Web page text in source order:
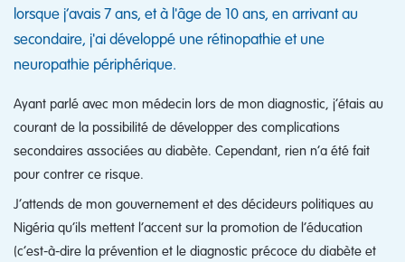
lorsque j’avais 7 ans, et à l'âge de 10 ans, en arrivant au
secondaire, j'ai développé une rétinopathie et une
neuropathie périphérique.
Ayant parlé avec mon médecin lors de mon diagnostic, j’étais au
courant de la possibilité de développer des complications
secondaires associées au diabète. Cependant, rien n’a été fait
pour contrer ce risque.
J’attends de mon gouvernement et des décideurs politiques au
Nigéria qu’ils mettent l’accent sur la promotion de l’éducation
(c’est-à-dire la prévention et le diagnostic précoce du diabète et